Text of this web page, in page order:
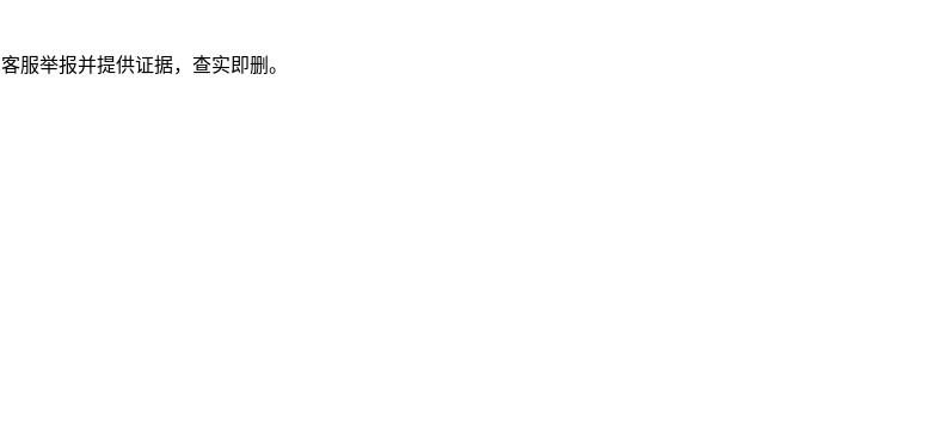
服举报并提供证据，查实即删。